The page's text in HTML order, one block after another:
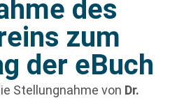
des
zum
der eBuch
Stellungnahme von Dr.